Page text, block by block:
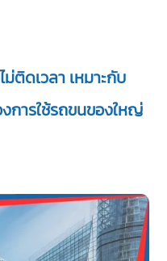
ติดเวลา เหมาะกับ
การใช้รถขนของใหญ่